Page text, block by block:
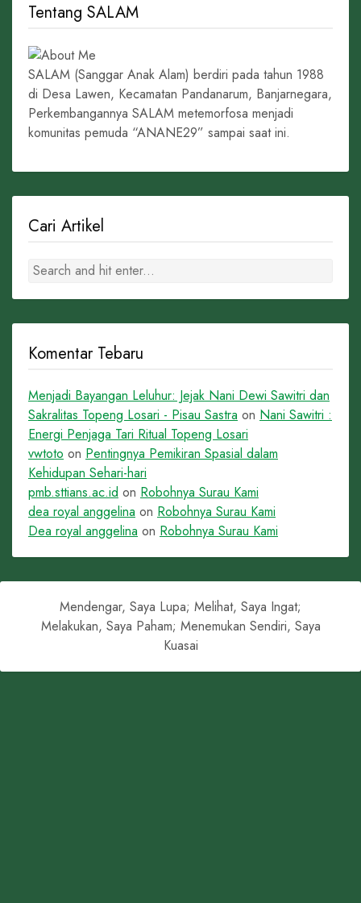
Tentang SALAM
SALAM (Sanggar Anak Alam) berdiri pada tahun 1988
di Desa Lawen, Kecamatan Pandanarum, Banjarnegara,
Perkembangannya SALAM metemorfosa menjadi
komunitas pemuda “ANANE29” sampai saat ini.
Cari Artikel
Komentar Tebaru
Menjadi Bayangan Leluhur: Jejak Nani Dewi Sawitri dan
Sakralitas Topeng Losari - Pisau Sastra on Nani Sawitri :
Energi Penjaga Tari Ritual Topeng Losari
vwtoto on Pentingnya Pemikiran Spasial dalam
Kehidupan Sehari-hari
pmb.sttians.ac.id on Robohnya Surau Kami
dea royal anggelina on Robohnya Surau Kami
Dea royal anggelina on Robohnya Surau Kami
Mendengar, Saya Lupa; Melihat, Saya Ingat;
Melakukan, Saya Paham; Menemukan Sendiri, Saya
Kuasai